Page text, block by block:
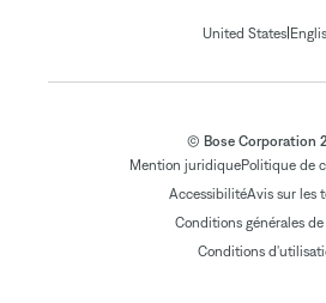
United States|
© Bose Corporation
Mention juridiquePolitique de
AccessibilitéAvis sur les
Conditions générales
Conditions